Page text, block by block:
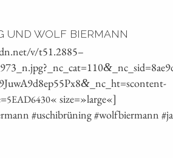
UND WOLF BIERMANN
v/t51.2885 –
&
& _nc_ht=scontent-
5EAD6430« size=»large«]